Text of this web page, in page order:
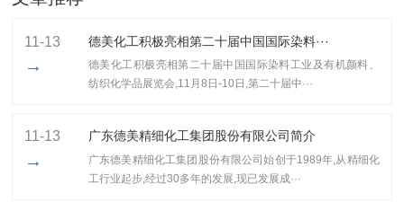
11-13
→
德美化工积极亮相第二十届中国国际染料···
德美化工积极亮相第二十届中国国际染料工业及有机颜料、
纺织化学品展览会,11月8日-10日,第二十届中···
11-13
→
广东德美精细化工集团股份有限公司简介
广东德美精细化工集团股份有限公司始创于1989年,从精细化
工行业起步,经过30多年的发展,现已发展成···